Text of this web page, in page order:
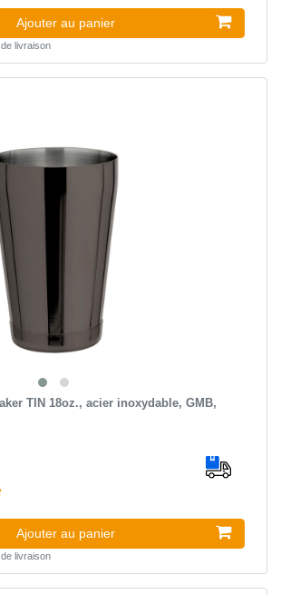
Ajouter au panier
livraison
TIN 18oz., acier inoxydable, GMB,
Ajouter au panier
livraison